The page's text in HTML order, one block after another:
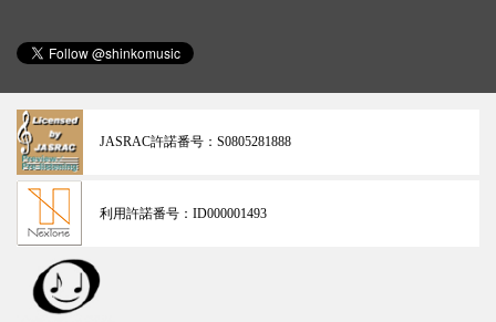
JASRAC許諾番号： S0805281888
利用許諾番号： ID000001493